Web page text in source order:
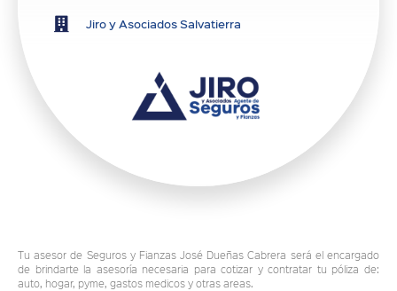
Jiro y Asociados Salvatierra
Tu asesor de Seguros y Fianzas José Dueñas Cabrera será el encargado
de brindarte la asesoría necesaria para cotizar y contratar tu póliza de:
auto, hogar, pyme, gastos medicos y otras areas.